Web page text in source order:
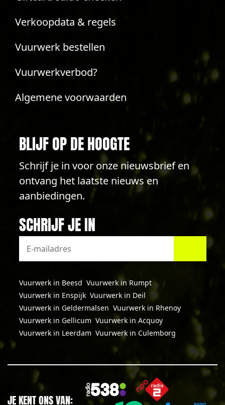
Verkoopdata & regels
Vuurwerk bestellen
Vuurwerkverbod?
Algemene voorwaarden
BLIJF OP DE HOOGTE
Schrijf je in voor onze nieuwsbrief en
ontvang het laatste nieuws en
aanbiedingen.
SCHRIJF JE IN
Vuurwerk in Beesd Vuurwerk in Rumpt
Vuurwerk in Enspijk Vuurwerk in Deil
Vuurwerk in Geldermalsen Vuurwerk in Rhenoy
Vuurwerk in Gellicum Vuurwerk in Acquoy
Vuurwerk in Leerdam Vuurwerk in Culemborg
JE KENT ONS VAN: